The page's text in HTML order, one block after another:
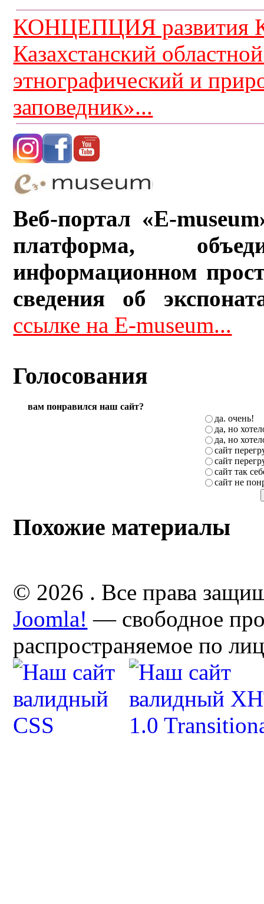
КОНЦЕПЦИЯ развития
Казахстанский
этнографический и
заповедник»...
Веб-портал «E-
платформа,
информационном
сведения об
ссылке на E-museum...
Голосования
вам понравился наш сайт?
да. очень!
да, но
да, но
сайт
сайт
сайт так
сайт не
Похожие материалы
© 2026 . Все права
Joomla! — свободное
распространяемое по